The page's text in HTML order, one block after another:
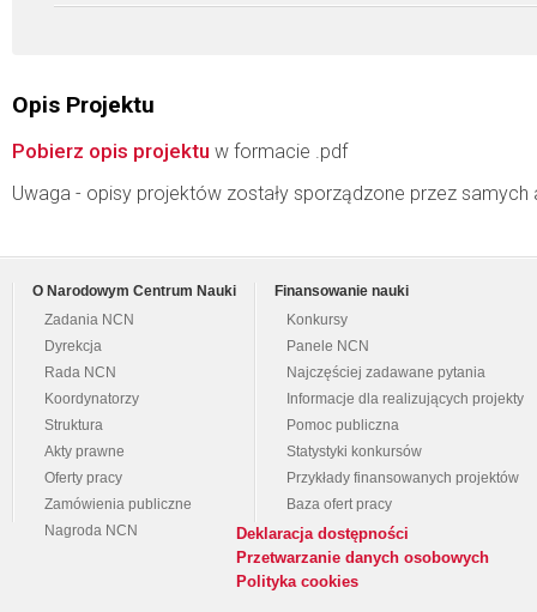
Opis Projektu
Pobierz opis projektu w formacie .pdf
Uwaga - opisy projektów zostały sporządzone przez
O Narodowym Centrum Nauki
Zadania NCN
Dyrekcja
Rada NCN
Koordynatorzy
Struktura
Akty prawne
Oferty pracy
Zamówienia publiczne
Nagroda NCN
Finansowanie nauki
Konkursy
Panele NCN
Najczęściej zadawane pytania
Informacje dla realizujących projekty
Pomoc publiczna
Statystyki konkursów
Przykłady finansowanych projektów
Baza ofert pracy
Deklaracja dostępności
Przetwarzanie danych osobowych
Polityka cookies